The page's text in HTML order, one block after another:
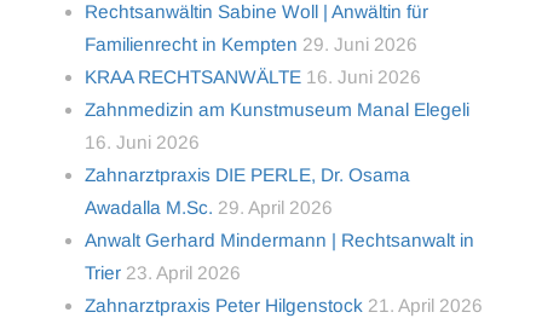
Rechtsanwältin Sabine Woll | Anwältin für
Familienrecht in Kempten 29. Juni 2026
KRAA RECHTSANWÄLTE 16. Juni 2026
Zahnmedizin am Kunstmuseum Manal Elegeli
16. Juni 2026
Zahnarztpraxis DIE PERLE, Dr. Osama
Awadalla M.Sc. 29. April 2026
Anwalt Gerhard Mindermann | Rechtsanwalt in
Trier 23. April 2026
Zahnarztpraxis Peter Hilgenstock 21. April 2026